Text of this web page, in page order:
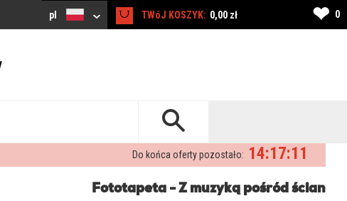
pl TWóJ KOSZYK: 0,00 zł ❤ 0
14:17:11
Do końca oferty pozostało:
Fototapeta - Z muzyką pośród ścian